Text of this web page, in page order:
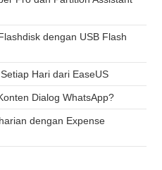
dengan USB Flash
Hari dari EaseUS
Dialog WhatsApp?
dengan Expense